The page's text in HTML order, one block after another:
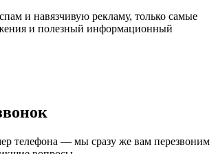
и навязчивую рекламу, только самые
и полезный информационный
телефона — мы сразу же вам перезвоним